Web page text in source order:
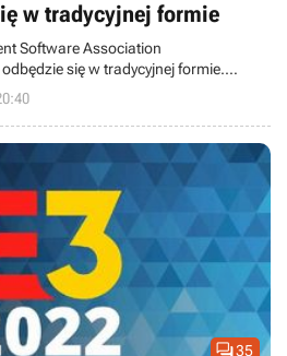
w tradycyjnej formie
Software Association
się w tradycyjnej formie.
które będzie także na żywo
35